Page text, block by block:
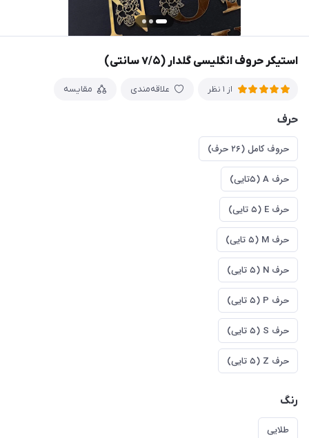
استیکر حروف انگلیسی گلدار (۷/۵ سانتی)
از 1 نظر علاقه‌مندی مقایسه
حرف
حروف کامل (۲۶ حرف)
حرف A (۵تایی)
حرف E (۵ تایی)
حرف M (۵ تایی)
حرف N (۵ تایی)
حرف P (۵ تایی)
حرف S (۵ تایی)
حرف Z (۵ تایی)
رنگ
طلایی